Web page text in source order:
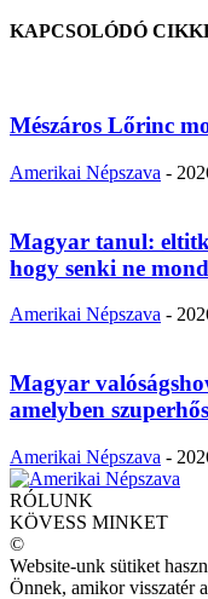
KAPCSOLÓDÓ
Mészáros Lőrinc
Amerikai Népszava -
Magyar tanul:
hogy senki ne
Amerikai Népszava -
Magyar
amelyben
Amerikai Népszava -
RÓLUNK
KÖVESS MINKET
©
Website-unk sütiket
Önnek, amikor visszatér